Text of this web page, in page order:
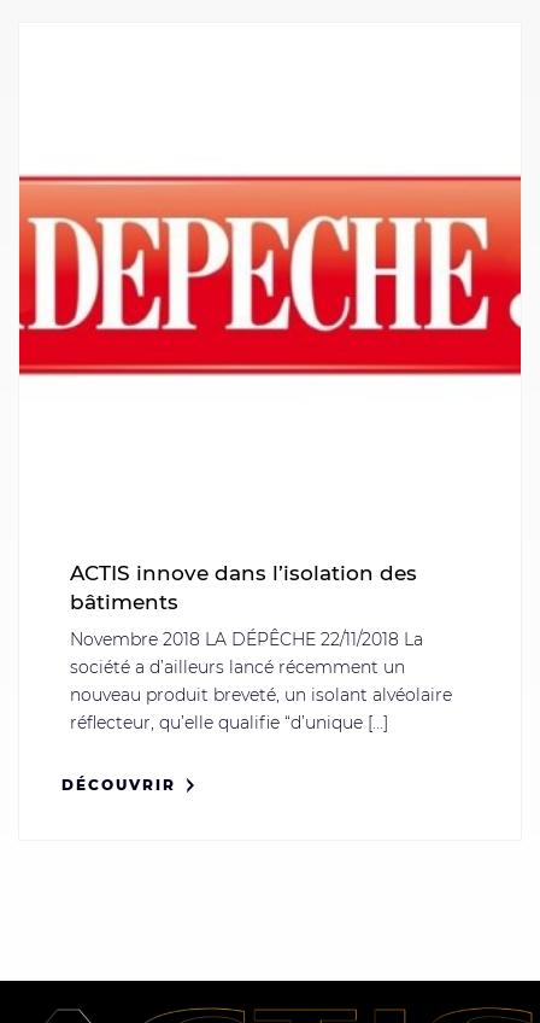
ACTIS innove dans l’isolation des
bâtiments
Novembre 2018 LA DÉPÊCHE 22/11/2018 La
société a d’ailleurs lancé récemment un
nouveau produit breveté, un isolant alvéolaire
réflecteur, qu’elle qualifie “d’unique [...]
DÉCOUVRIR